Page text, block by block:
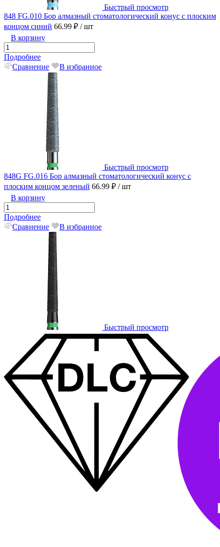
Быстрый просмотр
848 FG.010 Бор алмазный стоматологический конус с плоским
концом синий 66.99 ₽ / шт
В корзину
Подробнее
Сравнение
В избранное
Быстрый просмотр
848G FG.016 Бор алмазный стоматологический конус с
плоским концом зеленый 66.99 ₽ / шт
В корзину
Подробнее
Сравнение
В избранное
Быстрый просмотр